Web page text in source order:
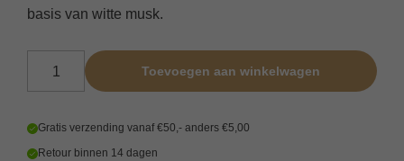
basis van witte musk.
Wasparfum Blauwe Diamant 500 ml aantal
Toevoegen aan winkelwagen
Gratis verzending vanaf €50,- anders €5,00
Retour binnen 14 dagen